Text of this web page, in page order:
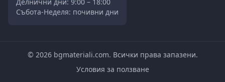
Събота-Неделя: почивни дни
© 2026bgmateriali.com. Всички права запазени.
Условия за ползване